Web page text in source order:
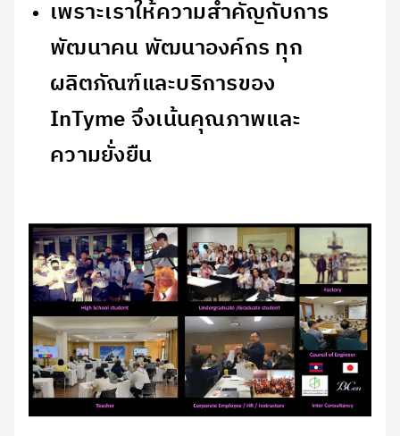
เพราะเราให้ความสำคัญกับการ
พัฒนาคน พัฒนาองค์กร ทุก
ผลิตภัณฑ์และบริการของ
InTyme จึงเน้นคุณภาพและ
ความยั่งยืน